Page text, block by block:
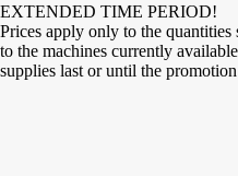
EXTENDED TIME PERIOD!
Prices apply only to the
to the machines currently
supplies last or until the promotion